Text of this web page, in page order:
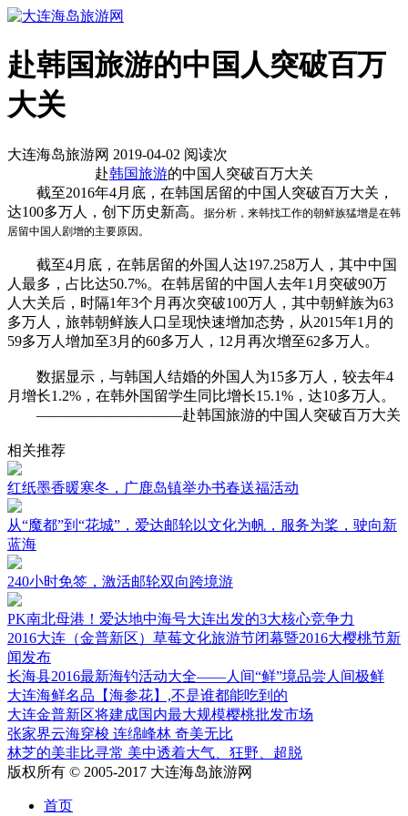
赴韩国旅游的中国人突破百万
大关
大连海岛旅游网 2019-04-02 阅读次
赴韩国旅游的中国人突破百万大关
截至2016年4月底，在韩国居留的中国人突破百万大关，
达100多万人，创下历史新高。
据分析，来韩找工作的朝鲜族猛增是在韩
居留中国人剧增的主要原因。
截至4月底，在韩居留的外国人达197.258万人，其中中国
人最多，占比达50.7%。在韩居留的中国人去年1月突破90万
人大关后，时隔1年3个月再次突破100万人，其中朝鲜族为63
多万人，旅韩朝鲜族人口呈现快速增加态势，从2015年1月的
59多万人增加至3月的60多万人，12月再次增至62多万人。
数据显示，与韩国人结婚的外国人为15多万人，较去年4
月增长1.2%，在韩外国留学生同比增长15.1%，达10多万人。
——————————赴韩国旅游的中国人突破百万大关
相关推荐
红纸墨香暖寒冬，广鹿岛镇举办书春送福活动
从“魔都”到“花城”，爱达邮轮以文化为帆，服务为桨，驶向新
蓝海
240小时免签，激活邮轮双向跨境游
PK南北母港！爱达地中海号大连出发的3大核心竞争力
2016大连（金普新区）草莓文化旅游节闭幕暨2016大樱桃节新
闻发布
长海县2016最新海钓活动大全——人间“鲜”境品尝人间极鲜
大连海鲜名品【海参花】,不是谁都能吃到的
大连金普新区将建成国内最大规模樱桃批发市场
张家界云海穿梭 连绵峰林 奇美无比
林芝的美非比寻常 美中透着大气、狂野、超脱
版权所有 © 2005-2017 大连海岛旅游网
首页